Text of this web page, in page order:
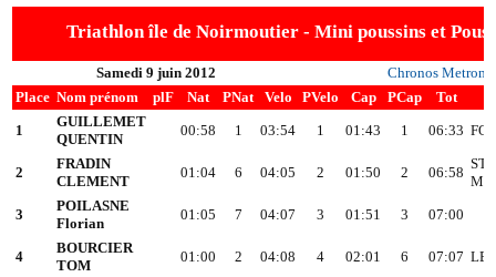
Triathlon île de Noirmoutier - Mini poussins et
Samedi 9 juin 2012
Chronos Metron
Place Nom prénom plF Nat PNat Velo PVelo Cap PCap Tot
1
GUILLEMET
QUENTIN
00:58 1 03:54 1 01:43 1 06:33
2
FRADIN
CLEMENT
01:04 6 04:05 2 01:50 2 06:58
ST
3
POILASNE
Florian
01:05 7 04:07 3 01:51 3 07:00
4
BOURCIER
TOM
01:00 2 04:08 4 02:01 6 07:07